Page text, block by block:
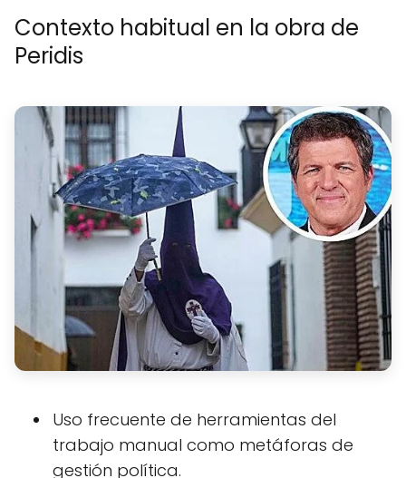
Contexto habitual en la obra de
Peridis
Uso frecuente de herramientas del
trabajo manual como metáforas de
gestión política.